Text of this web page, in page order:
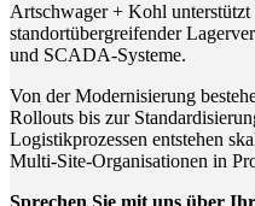
Artschwager + Kohl
standortübergreifender
und SCADA-Systeme.
Von der Modernisierung
Rollouts bis zur
Logistikprozessen entstehen
Multi-Site-Organisationen in
Sprechen Sie mit uns über